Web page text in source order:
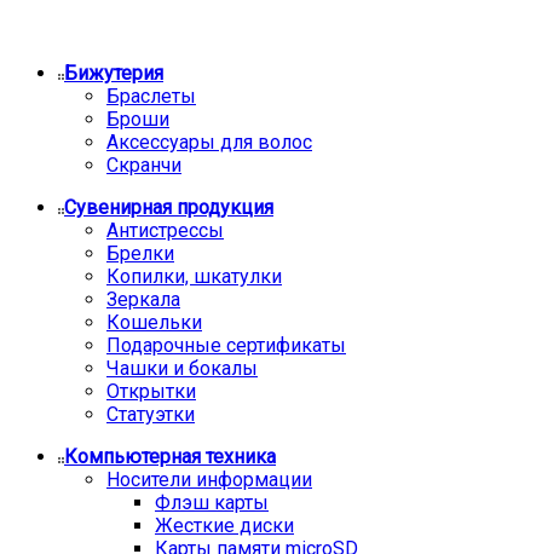
Бижутерия
Браслеты
Броши
Аксессуары для волос
Скранчи
Сувенирная продукция
Антистрессы
Брелки
Копилки, шкатулки
Зеркала
Кошельки
Подарочные сертификаты
Чашки и бокалы
Открытки
Статуэтки
Компьютерная техника
Носители информации
Флэш карты
Жесткие диски
Карты памяти microSD